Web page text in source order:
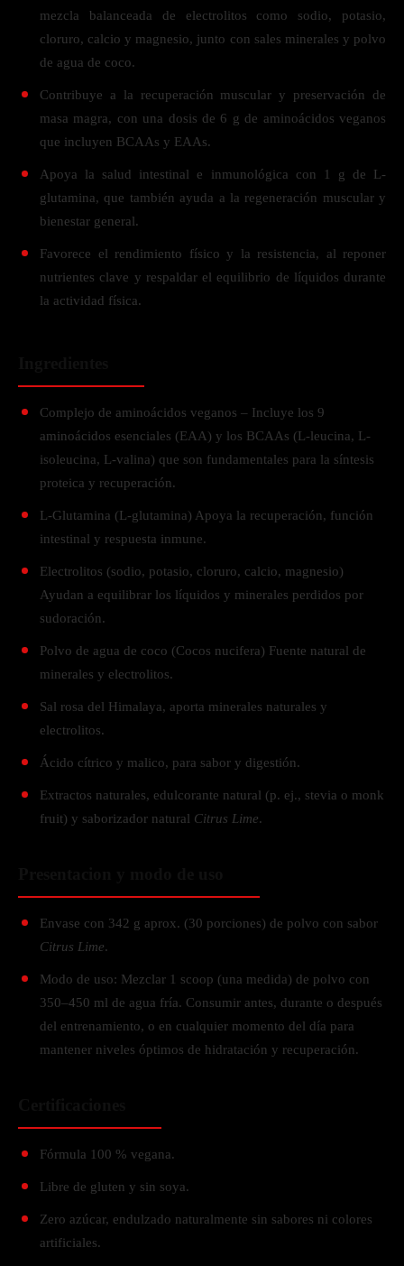
mezcla balanceada de electrolitos como sodio, potasio,
cloruro, calcio y magnesio, junto con sales minerales y polvo
de agua de coco.
Contribuye a la recuperación muscular y preservación de
masa magra, con una dosis de 6 g de aminoácidos veganos
que incluyen BCAAs y EAAs.
Apoya la salud intestinal e inmunológica con 1 g de L-
glutamina, que también ayuda a la regeneración muscular y
bienestar general.
Favorece el rendimiento físico y la resistencia, al reponer
nutrientes clave y respaldar el equilibrio de líquidos durante
la actividad física.
Complejo de aminoácidos veganos – Incluye los 9
aminoácidos esenciales (EAA) y los BCAAs (L-leucina, L-
isoleucina, L-valina) que son fundamentales para la síntesis
proteica y recuperación.
L-Glutamina (L-glutamina) Apoya la recuperación, función
intestinal y respuesta inmune.
Electrolitos (sodio, potasio, cloruro, calcio, magnesio)
Ayudan a equilibrar los líquidos y minerales perdidos por
sudoración.
Polvo de agua de coco (Cocos nucifera) Fuente natural de
minerales y electrolitos.
Sal rosa del Himalaya, aporta minerales naturales y
electrolitos.
Ácido cítrico y malico, para sabor y digestión.
Extractos naturales, edulcorante natural (p. ej., stevia o monk
fruit) y saborizador natural Citrus Lime.
​Envase con 342 g aprox. (30 porciones) de polvo con sabor
Citrus Lime.
Modo de uso: Mezclar 1 scoop (una medida) de polvo con
350–450 ml de agua fría. Consumir antes, durante o después
del entrenamiento, o en cualquier momento del día para
mantener niveles óptimos de hidratación y recuperación.
Fórmula 100 % vegana.
Libre de gluten y sin soya.
Zero azúcar, endulzado naturalmente sin sabores ni colores
artificiales.